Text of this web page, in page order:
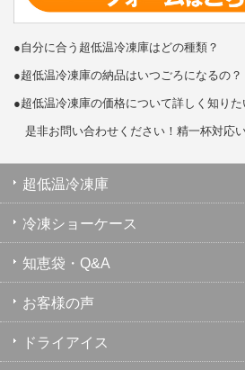
●自分に合う超低温冷凍庫はどの種類？
●超低温冷凍庫の納品はいつごろになるの？
●超低温冷凍庫の価格について詳しく知り
是非お問い合わせください！精一杯対応い
超低温冷凍庫
冷凍ショーケース
知恵袋・Q&A
お客様の声
ドライアイス